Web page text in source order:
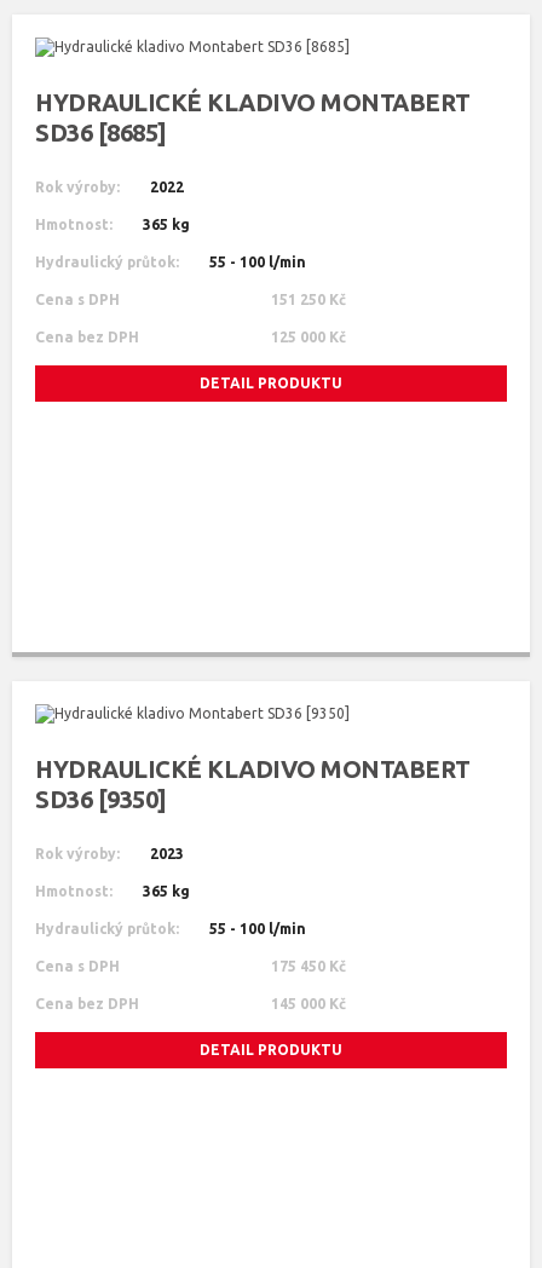
HYDRAULICKÉ KLADIVO MONTABERT
SD36 [8685]
Rok výroby: 2022
Hmotnost: 365 kg
Hydraulický průtok: 55 - 100 l/min
Cena s DPH 151 250 Kč
Cena bez DPH 125 000 Kč
DETAIL PRODUKTU
HYDRAULICKÉ KLADIVO MONTABERT
SD36 [9350]
Rok výroby: 2023
Hmotnost: 365 kg
Hydraulický průtok: 55 - 100 l/min
Cena s DPH 175 450 Kč
Cena bez DPH 145 000 Kč
DETAIL PRODUKTU